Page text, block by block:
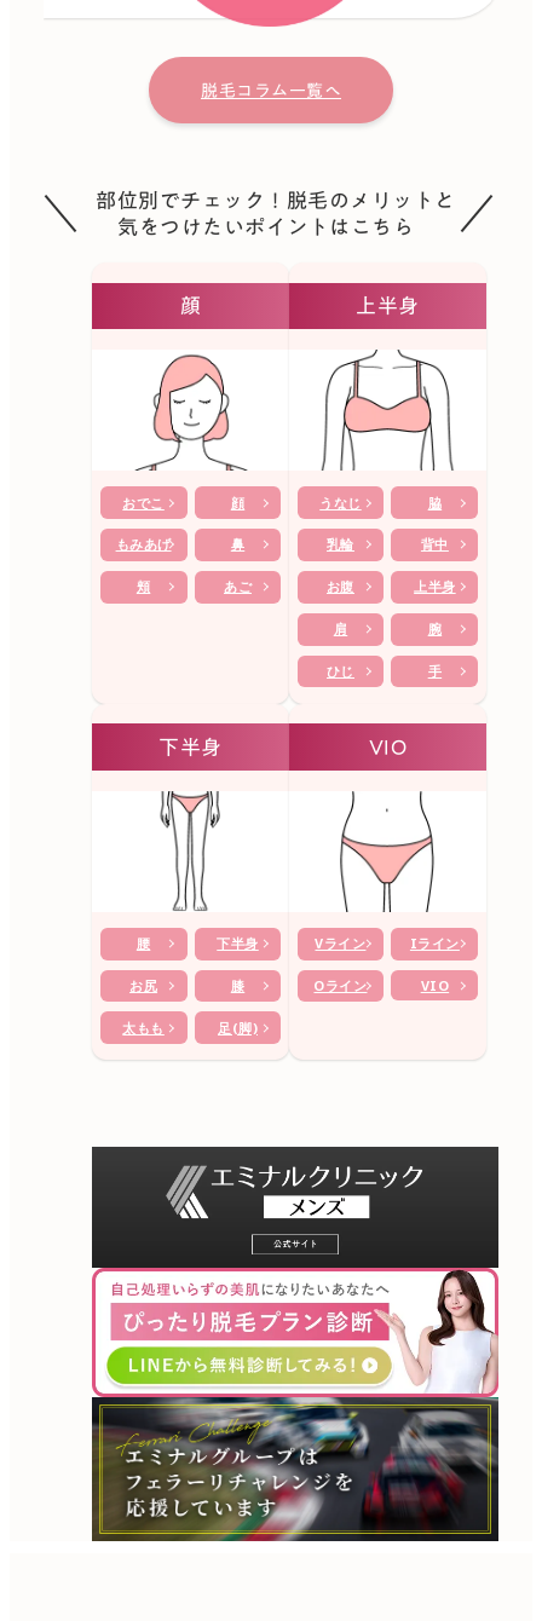
脱毛コラム一覧へ
部位別でチェック！脱毛のメリットと
気をつけたいポイントはこちら
顔
おでこ 顔
もみあげ 鼻
頬 あご
上半身
うなじ 脇
乳輪 背中
お腹 上半身
肩 腕
ひじ 手
下半身
腰 下半身
お尻 膝
太もも 足(脚)
VIO
Vライン Iライン
Oライン VIO